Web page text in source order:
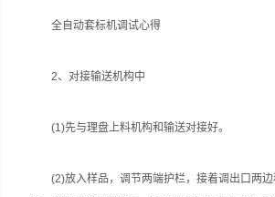
全自动套标机调试心得
2、对接输送机构中
(1)先与理盘上料机构和输送对接好。
(2)放入样品，调节两端护栏，接着调出口两边